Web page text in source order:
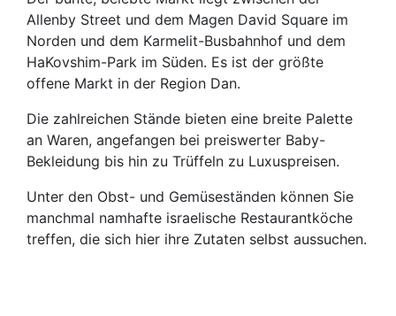
Allenby Street und dem Magen David Square im
Norden und dem Karmelit-Busbahnhof und dem
HaKovshim-Park im Süden. Es ist der größte
offene Markt in der Region Dan.
Die zahlreichen Stände bieten eine breite Palette
an Waren, angefangen bei preiswerter Baby-
Bekleidung bis hin zu Trüffeln zu Luxuspreisen.
Unter den Obst- und Gemüseständen können Sie
manchmal namhafte israelische Restaurantköche
treffen, die sich hier ihre Zutaten selbst aussuchen.